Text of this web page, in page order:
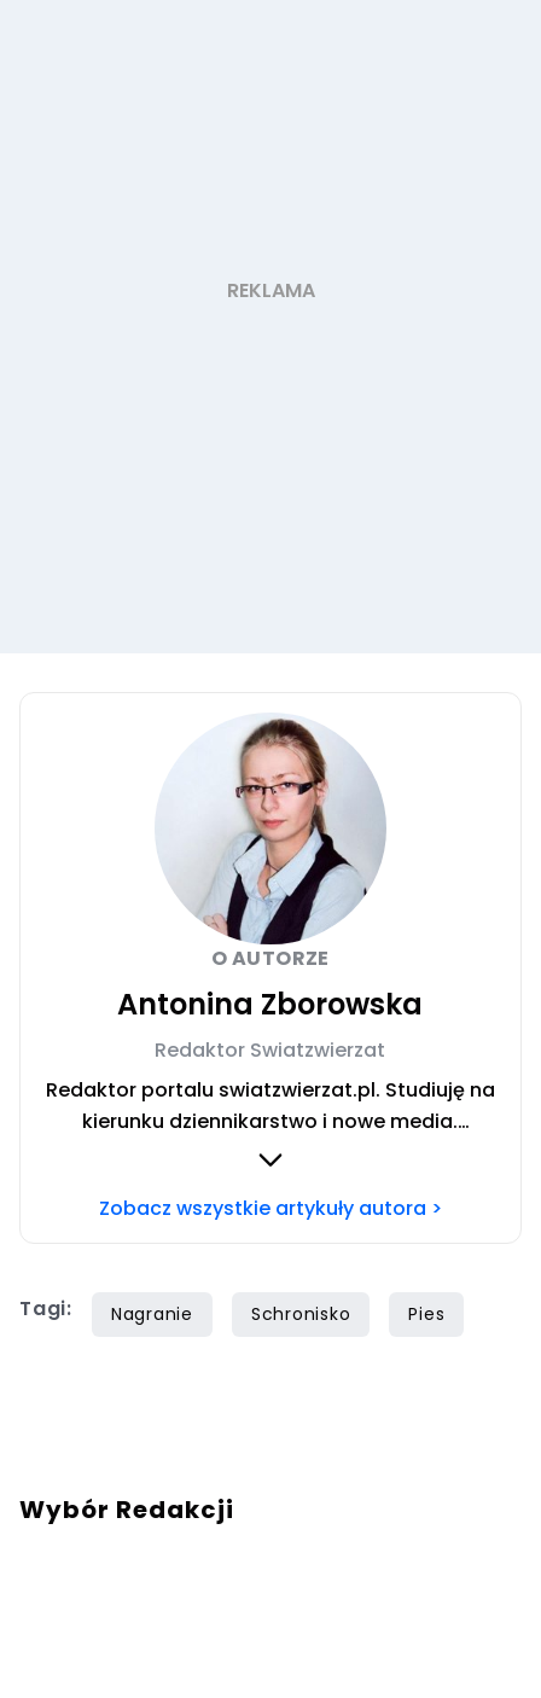
O AUTORZE
Antonina Zborowska
Redaktor Swiatzwierzat
Redaktor portalu swiatzwierzat.pl. Studiuję na
kierunku dziennikarstwo i nowe media.
Interesują mnie sprawy społeczne i wydarzenia
stale szkolącą się w tematyce zachowania
Lukier i kota bez ogona zwanego Ryszardem.
Zobacz wszystkie artykuły autora >
Tagi: Nagranie Schronisko Pies
Wybór Redakcji